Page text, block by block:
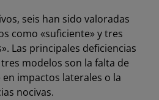
seis han sido valoradas
como «suficiente» y tres
Las principales deficiencias
modelos son la falta de
impactos laterales o la
nocivas.